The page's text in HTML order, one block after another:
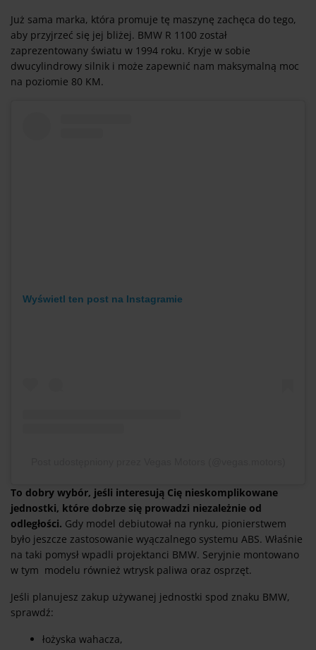
Już sama marka, która promuje tę maszynę zachęca do tego,
aby przyjrzeć się jej bliżej. BMW R 1100 został
zaprezentowany światu w 1994 roku. Kryje w sobie
dwucylindrowy silnik i może zapewnić nam maksymalną moc
na poziomie 80 KM.
Wyświetl ten post na Instagramie
To dobry wybór, jeśli interesują Cię nieskomplikowane
jednostki, które dobrze się prowadzi niezależnie od
odległości. Gdy model debiutował na rynku, pionierstwem
było jeszcze zastosowanie wyączalnego systemu ABS. Właśnie
na taki pomysł wpadli projektanci BMW. Seryjnie montowano
w tym modelu również wtrysk paliwa oraz osprzęt.
Jeśli planujesz zakup używanej jednostki spod znaku BMW,
sprawdź:
łożyska wahacza,